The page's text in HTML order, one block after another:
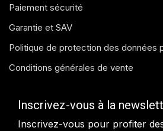
Paiement sécurité
Garantie et SAV
Politique de protection des données
Conditions générales de vente
Inscrivez-vous à la
Inscrivez-vous pour profiter